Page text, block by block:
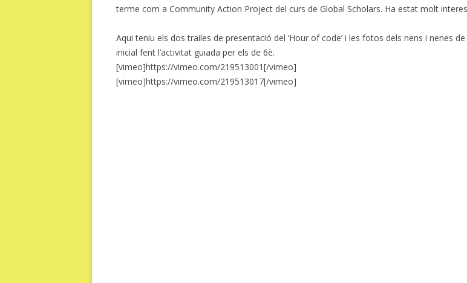
terme com a Community Action Project del curs de Global Scholars. Ha estat molt
Aqui teniu els dos trailes de presentació del ‘Hour of code’ i les fotos dels nens i nenes de
inicial fent l’activitat guiada per els de 6è.
[vimeo]https://vimeo.com/219513001[/vimeo]
[vimeo]https://vimeo.com/219513017[/vimeo]